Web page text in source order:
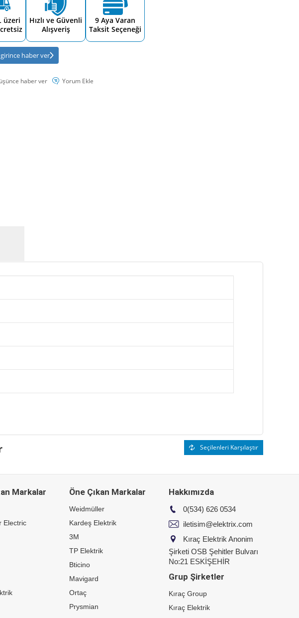
üzeri
Hızlı ve Güvenli
Alışveriş
9 Aya Varan
Taksit Seçeneği
haber ver
haber ver Yorum Ekle
Seçilenleri Karşılaştır
Markalar
Electric
Öne Çıkan Markalar
Weidmüller
Kardeş Elektrik
3M
TP Elektrik
Bticino
Mavigard
Ortaç
Prysmian
Hakkımızda
0(534) 626 0534
iletisim@elektrix.com
Kıraç Elektrik Anonim
Şirketi OSB Şehitler Bulvarı
No:21 ESKİŞEHİR
Grup Şirketler
Kıraç Group
Kıraç Elektrik